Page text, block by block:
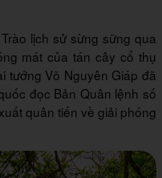
lịch sử sừng sững qua
mát của tán cây cổ thụ
tướng Võ Nguyên Giáp đã
đọc Bản Quân lệnh số
quân tiến về giải phóng